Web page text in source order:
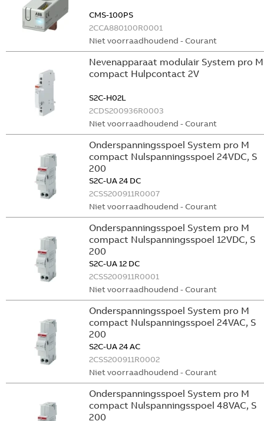
CMS-100PS
2CCA880100R0001
Niet voorraadhoudend - Courant
Nevenapparaat modulair System pro M
compact Hulpcontact 2V
S2C-H02L
2CDS200936R0003
Niet voorraadhoudend - Courant
Onderspanningsspoel System pro M
compact Nulspanningsspoel 24VDC, S
200
S2C-UA 24 DC
2CSS200911R0007
Niet voorraadhoudend - Courant
Onderspanningsspoel System pro M
compact Nulspanningsspoel 12VDC, S
200
S2C-UA 12 DC
2CSS200911R0001
Niet voorraadhoudend - Courant
Onderspanningsspoel System pro M
compact Nulspanningsspoel 24VAC, S
200
S2C-UA 24 AC
2CSS200911R0002
Niet voorraadhoudend - Courant
Onderspanningsspoel System pro M
compact Nulspanningsspoel 48VAC, S
200